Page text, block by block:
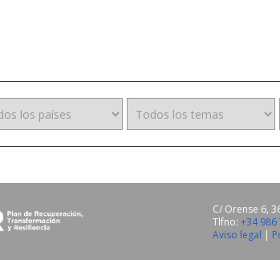
C/ Orense 6,
Tlfno: +34 986
Aviso legal |